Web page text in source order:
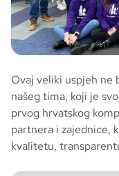
Ovaj veliki uspjeh ne
našeg tima, koji je
prvog hrvatskog
partnera i zajednice,
kvalitetu,